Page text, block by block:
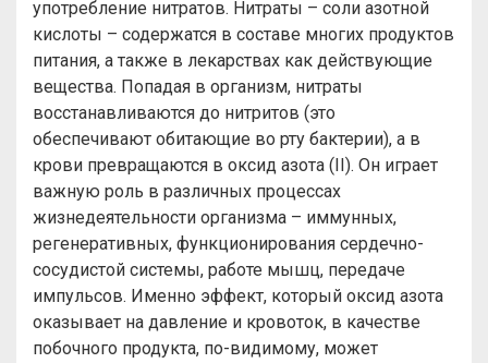
употребление нитратов. Нитраты – соли азотной
кислоты – содержатся в составе многих продуктов
питания, а также в лекарствах как действующие
вещества. Попадая в организм, нитраты
восстанавливаются до нитритов (это
обеспечивают обитающие во рту бактерии), а в
крови превращаются в оксид азота (II). Он играет
важную роль в различных процессах
жизнедеятельности организма – иммунных,
регенеративных, функционирования сердечно-
сосудистой системы, работе мышц, передаче
импульсов. Именно эффект, который оксид азота
оказывает на давление и кровоток, в качестве
побочного продукта, по-видимому, может